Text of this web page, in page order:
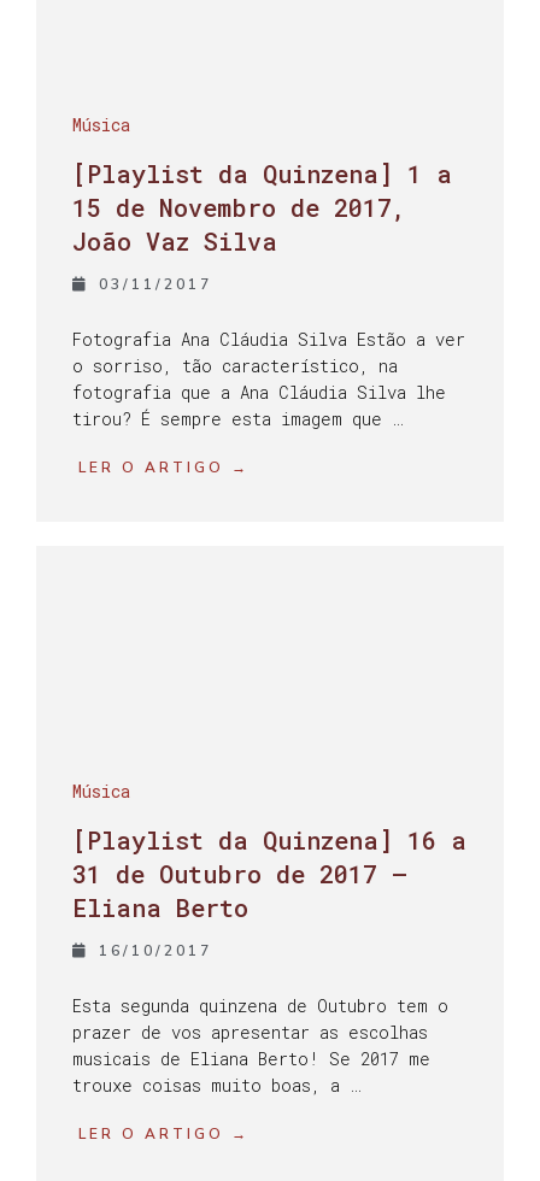
Música
[Playlist da Quinzena] 1 a
15 de Novembro de 2017,
João Vaz Silva
03/11/2017
Fotografia Ana Cláudia Silva Estão a ver
o sorriso, tão característico, na
fotografia que a Ana Cláudia Silva lhe
tirou? É sempre esta imagem que …
LER O ARTIGO →
Música
[Playlist da Quinzena] 16 a
31 de Outubro de 2017 –
Eliana Berto
16/10/2017
Esta segunda quinzena de Outubro tem o
prazer de vos apresentar as escolhas
musicais de Eliana Berto! Se 2017 me
trouxe coisas muito boas, a …
LER O ARTIGO →